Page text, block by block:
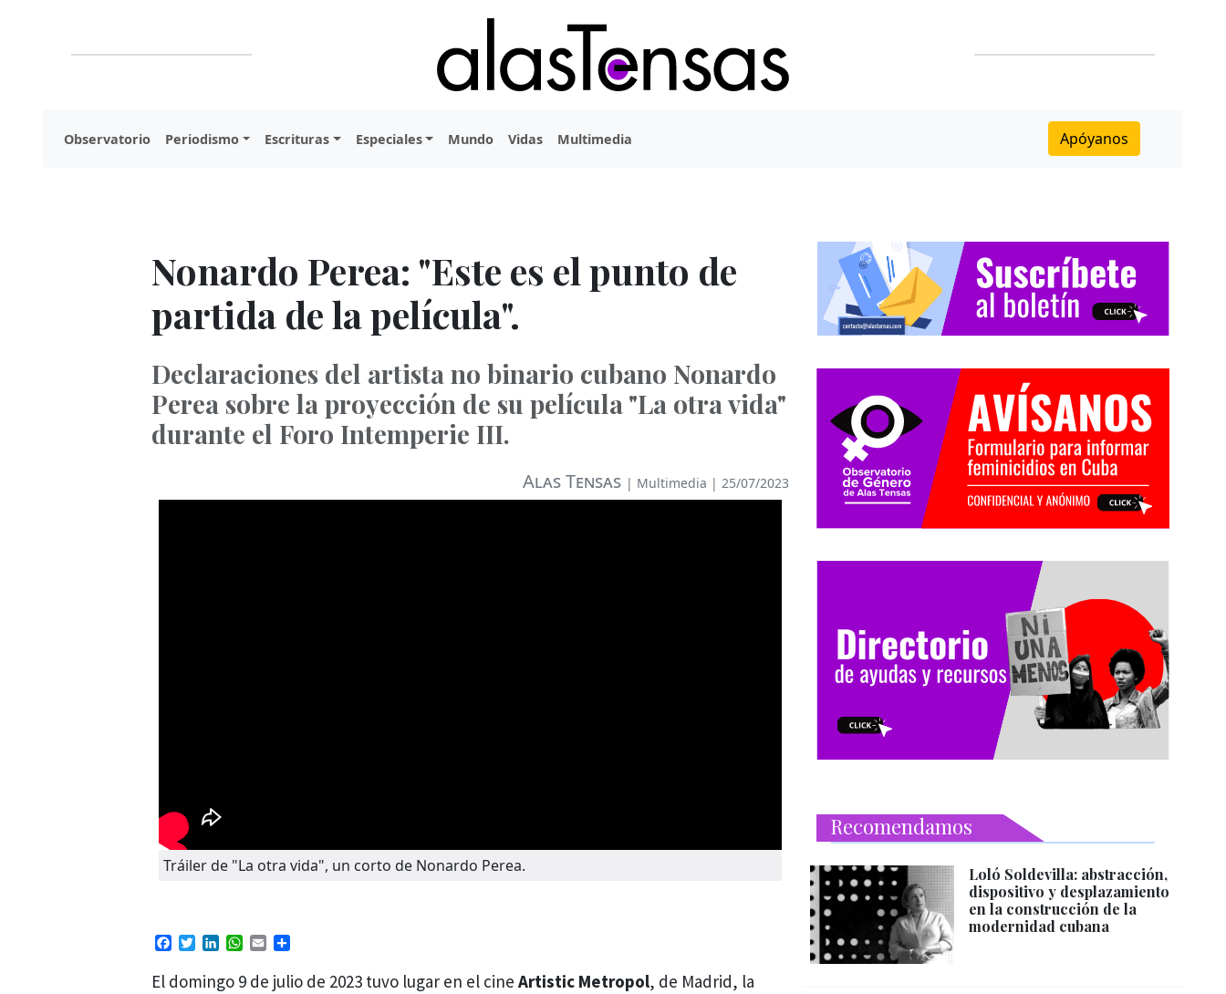
Observatorio Periodismo Escrituras Especiales Mundo Vidas Multimedia Apóyanos
Nonardo Perea: "Este es el punto de
partida de la película".
Declaraciones del artista no binario cubano Nonardo
Perea sobre la proyección de su película "La otra vida"
durante el Foro Intemperie III.
Alas Tensas | Multimedia | 25/07/2023
Tráiler de "La otra vida", un corto de Nonardo Perea.
Facebook
TwitterLinkedIn
WhatsApp
Email
El domingo 9 de julio de 2023 tuvo lugar en el cineArtistic Metropol, de Madrid, la
Recomendamos
Loló Soldevilla: abstracción,
dispositivo y desplazamiento
en la construcción de la
modernidad cubana